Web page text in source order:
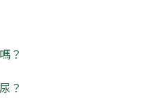
？
？